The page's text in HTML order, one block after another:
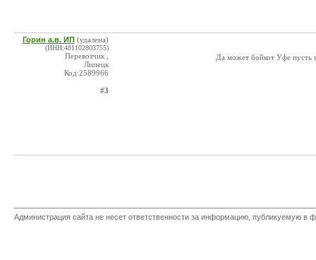
Горин а.в. ИП (удалена)
(ИНН:481102803755)
Перевозчик ,
Липецк
Код:2589966
#3
Да может бойкот Уфе
Администрация сайта не несет ответственности за информацию, публикуемую